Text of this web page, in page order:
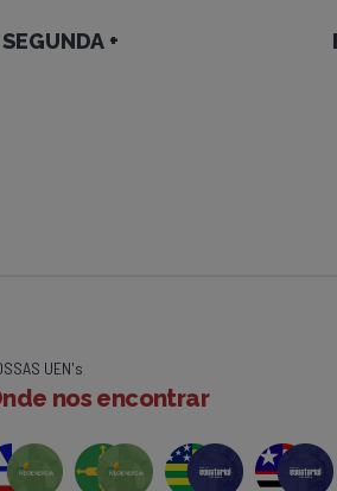
+
UEN's
nos encontrar